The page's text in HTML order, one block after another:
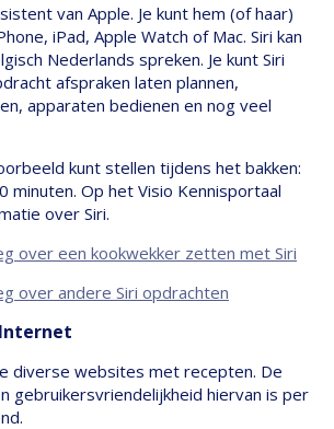
van Apple. Je kunt hem (of haar)
iPad, Apple Watch of Mac. Siri kan
Nederlands spreken. Je kunt Siri
afspraken laten plannen,
apparaten bedienen en nog veel
kunt stellen tijdens het bakken:
minuten. Op het Visio Kennisportaal
over Siri.
over een kookwekker zetten met Siri
over andere Siri opdrachten
diverse websites met recepten. De
gebruikersvriendelijkheid hiervan is per